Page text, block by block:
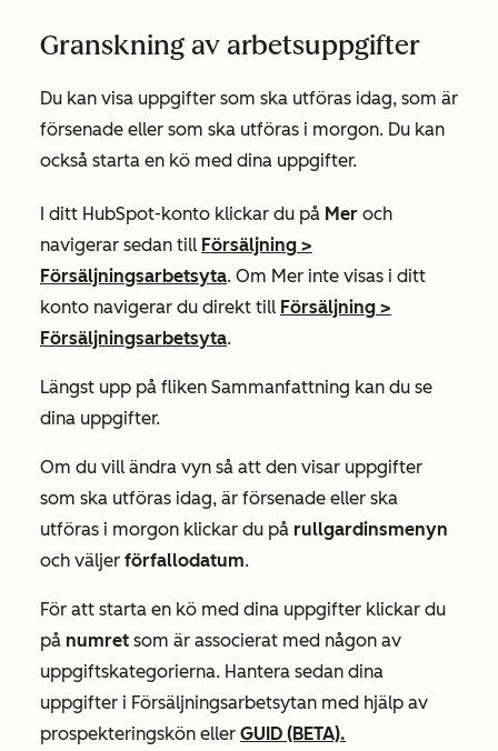
Granskning av arbetsuppgifter
Du kan visa uppgifter som ska utföras idag, som är
försenade eller som ska utföras i morgon. Du kan
också starta en kö med dina uppgifter.
I ditt HubSpot-konto klickar du på Mer och
navigerar sedan till Försäljning >
Försäljningsarbetsyta. Om Mer inte visas i ditt
konto navigerar du direkt till Försäljning >
Försäljningsarbetsyta.
Längst upp på fliken Sammanfattning kan du se
dina uppgifter.
Om du vill ändra vyn så att den visar uppgifter
som ska utföras idag, är försenade eller ska
utföras i morgon klickar du på rullgardinsmenyn
och väljer förfallodatum.
För att starta en kö med dina uppgifter klickar du
på numret som är associerat med någon av
uppgiftskategorierna. Hantera sedan dina
uppgifter i Försäljningsarbetsytan med hjälp av
prospekteringskön eller GUID (BETA).